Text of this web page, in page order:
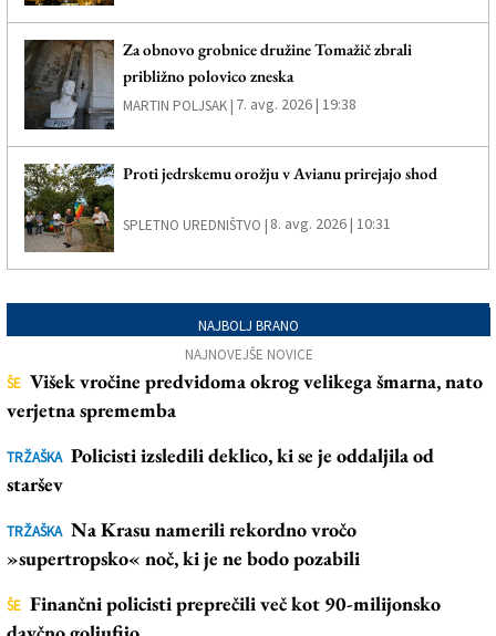
Za obnovo grobnice družine Tomažič zbrali
približno polovico zneska
MARTIN POLJSAK | 7. avg. 2026 | 19:38
Proti jedrskemu orožju v Avianu prirejajo shod
SPLETNO UREDNIŠTVO | 8. avg. 2026 | 10:31
NAJBOLJ BRANO
NAJNOVEJŠE NOVICE
ŠE Višek vročine predvidoma okrog velikega šmarna, nato
verjetna sprememba
TRŽAŠKA Policisti izsledili deklico, ki se je oddaljila od
staršev
TRŽAŠKA Na Krasu namerili rekordno vročo
»supertropsko« noč, ki je ne bodo pozabili
ŠE Finančni policisti preprečili več kot 90-milijonsko